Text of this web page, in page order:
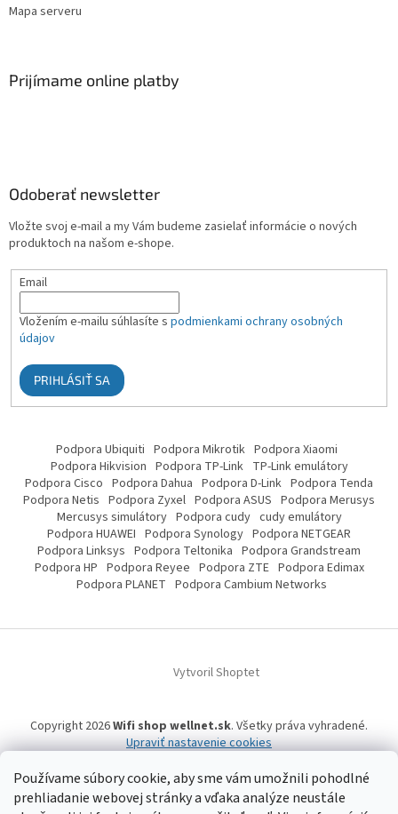
Používame súbory cookie, aby sme vám umožnili pohodlné
prehliadanie webovej stránky a vďaka analýze neustále
Mapa serveru
Prijímame online platby
Odoberať newsletter
Vložte svoj e-mail a my Vám budeme zasielať informácie o nových
produktoch na našom e-shope.
Email
Vložením e-mailu súhlasíte s podmienkami ochrany osobných
údajov
PRIHLÁSIŤ SA
Podpora Ubiquiti Podpora Mikrotik Podpora Xiaomi
Podpora Hikvision Podpora TP-Link TP-Link emulátory
Podpora Cisco Podpora Dahua Podpora D-Link Podpora Tenda
Podpora Netis Podpora Zyxel Podpora ASUS Podpora Merusys
Mercusys simulátory Podpora cudy cudy emulátory
Podpora HUAWEI Podpora Synology Podpora NETGEAR
Podpora Linksys Podpora Teltonika Podpora Grandstream
Podpora HP Podpora Reyee Podpora ZTE Podpora Edimax
Podpora PLANET Podpora Cambium Networks
Vytvoril Shoptet
Copyright 2026Wifi shop wellnet.sk. Všetky práva vyhradené.
Upraviť nastavenie cookies
Wifi shop wellnet.sk prevádzkuje spoločnosť WELLNET, s.r.o.,IČO: 36484610,